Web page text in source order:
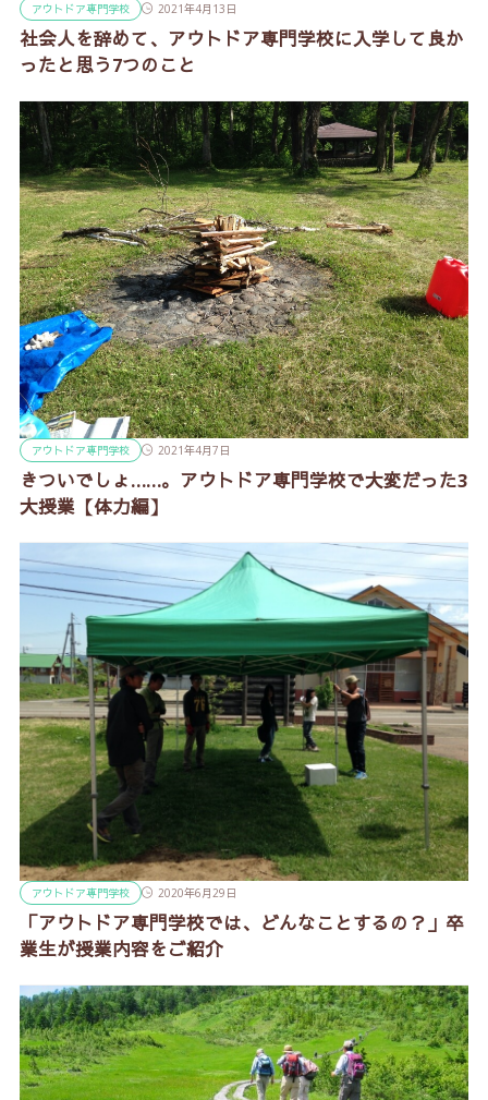
アウトドア専門学校 2021年4月13日
社会人を辞めて、アウトドア専門学校に入学して良か
ったと思う7つのこと
アウトドア専門学校 2021年4月7日
きついでしょ……。アウトドア専門学校で大変だった3
大授業【体力編】
アウトドア専門学校 2020年6月29日
「アウトドア専門学校では、どんなことするの？」卒
業生が授業内容をご紹介